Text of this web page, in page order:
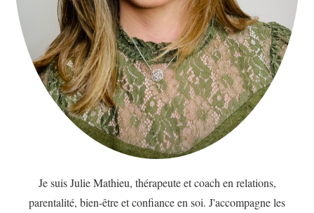
Je suis Julie Mathieu, thérapeute et coach en relations,
parentalité, bien-être et confiance en soi. J'accompagne les